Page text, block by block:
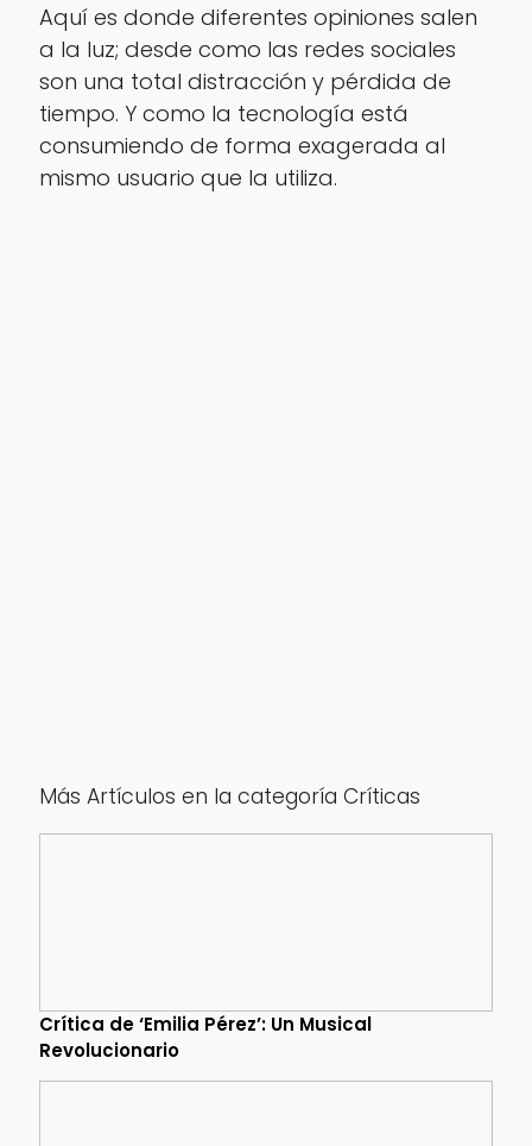
Aquí es donde diferentes opiniones salen
a la luz; desde como las redes sociales
son una total distracción y pérdida de
tiempo. Y como la tecnología está
consumiendo de forma exagerada al
mismo usuario que la utiliza.
Más Artículos en la categoría Críticas
Crítica de ‘Emilia Pérez’: Un Musical
Revolucionario